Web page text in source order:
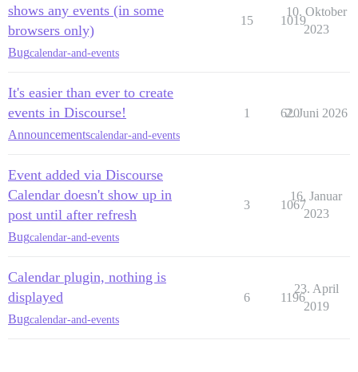
shows any events (in some
browsers only)
Bugcalendar-and-events
15 1019
10. Oktober
2023
It's easier than ever to create
events in Discourse!
Announcementscalendar-and-events
1 620
2. Juni 2026
Event added via Discourse
Calendar doesn't show up in
post until after refresh
Bugcalendar-and-events
3 1067
16. Januar
2023
Calendar plugin, nothing is
displayed
Bugcalendar-and-events
6 1196
23. April
2019